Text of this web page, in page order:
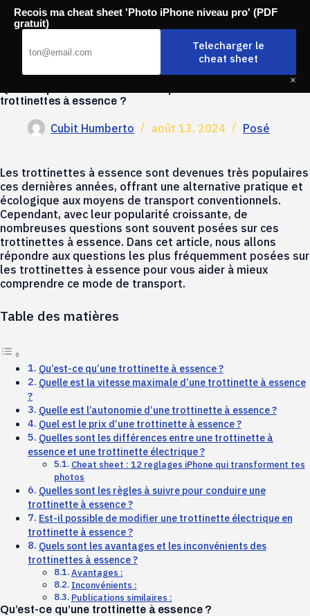
Passer
contenu
Mobili-thi
trottinettes à essence ?
Cubit Humberto août 13, 2024 Posé
Les trottinettes à essence sont devenues très populaires
ces dernières années, offrant une alternative pratique et
écologique aux moyens de transport conventionnels.
Cependant, avec leur popularité croissante, de
nombreuses questions sont souvent posées sur ces
trottinettes à essence. Dans cet article, nous allons
répondre aux questions les plus fréquemment posées sur
les trottinettes à essence pour vous aider à mieux
comprendre ce mode de transport.
Table des matières
Qu’est-ce qu’une trottinette à essence ?
Quelle est la vitesse maximale d’une trottinette à essence
?
Quelle est l’autonomie d’une trottinette à essence ?
Quel est le prix d’une trottinette à essence ?
Quelles sont les différences entre une trottinette à
essence et une trottinette électrique ?
Cheat sheet : 12 reglages iPhone qui transforment tes
photos
Quelles sont les règles à suivre pour conduire une
trottinette à essence ?
Est-il possible de modifier une trottinette électrique en
trottinette à essence ?
Quels sont les avantages et les inconvénients des
trottinettes à essence ?
Avantages :
Inconvénients :
Publications similaires :
Qu’est-ce qu’une trottinette à essence ?
Recois ma cheat sheet 'Photo iPhone niveau pro' (PDF
gratuit)
Telecharger le
cheat sheet
×